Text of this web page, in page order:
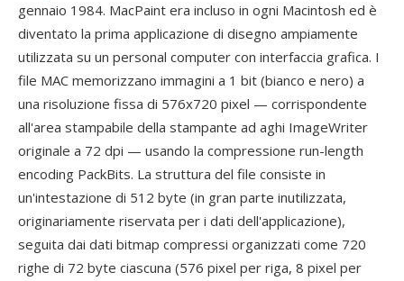
gennaio 1984. MacPaint era incluso in ogni Macintosh ed è
diventato la prima applicazione di disegno ampiamente
utilizzata su un personal computer con interfaccia grafica. I
file MAC memorizzano immagini a 1 bit (bianco e nero) a
una risoluzione fissa di 576x720 pixel — corrispondente
all'area stampabile della stampante ad aghi ImageWriter
originale a 72 dpi — usando la compressione run-length
encoding PackBits. La struttura del file consiste in
un'intestazione di 512 byte (in gran parte inutilizzata,
originariamente riservata per i dati dell'applicazione),
seguita dai dati bitmap compressi organizzati come 720
righe di 72 byte ciascuna (576 pixel per riga, 8 pixel per